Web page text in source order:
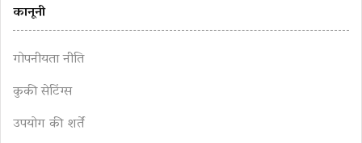
कानूनी
गोपनीयता नीति
कुकी सेटिंग्स
उपयोग की शर्तें